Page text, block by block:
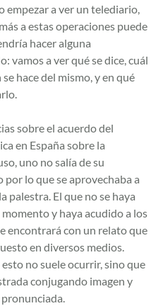
empezar a ver un telediario,
a estas operaciones puede
hacer alguna
vamos a ver qué se dice, cuál
hace del mismo, y en qué
sobre el acuerdo del
en España sobre la
uno no salía de su
por lo que se aprovechaba a
palestra. El que no se haya
y haya acudido a los
encontrará con un relato que
en diversos medios.
no suele ocurrir, sino que
conjugando imagen y